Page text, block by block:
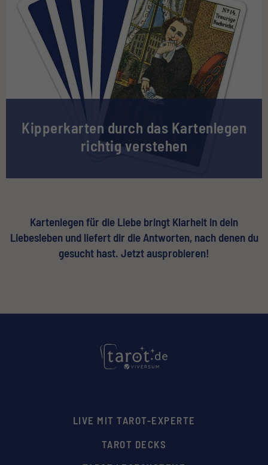
Kipperkarten durch das Kartenlegen
richtig verstehen
Kartenlegen für die Liebe bringt Klarheit in dein
Liebesleben und liefert dir die Antworten, nach denen du
gesucht hast. Jetzt ausprobieren!
LIVE MIT TAROT-EXPERTE
TAROT DECKS